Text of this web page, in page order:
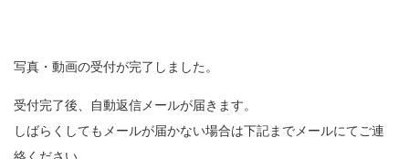
写真・動画の受付が完了しました。
受付完了後、自動返信メールが届きます。
しばらくしてもメールが届かない場合は下記までメールにてご連